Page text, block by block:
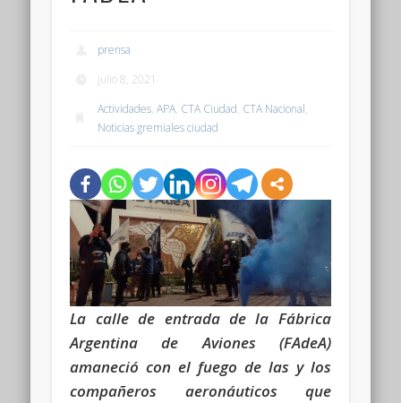
prensa
julio 8, 2021
Actividades,APA, CTA Ciudad, CTA Nacional,
Noticias gremiales ciudad
La calle de entrada de la Fábrica
Argentina de Aviones (FAdeA)
amaneció con el fuego de las y los
compañeros aeronáuticos que